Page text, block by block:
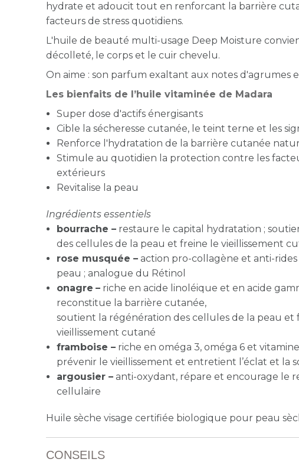
hydrate et adoucit tout en renforcant la barrière
facteurs de stress quotidiens.
L'huile de beauté multi-usage Deep Moisture c
décolleté, le corps et le cuir chevelu.
On aime : son parfum exaltant aux notes d'agrumes
Les bienfaits de l’huile vitaminée de Madara
Super dose d'actifs énergisants
Cible la sécheresse cutanée, le teint terne et les
Renforce l'hydratation de la barrière cutanée
Stimule au quotidien la protection contre les
extérieurs
Revitalise la peau
Ingrédients essentiels
bourrache – restaure le capital hydratation ;
des cellules de la peau et freine le vieillissement
rose musquée – action pro-collagène et anti-rides
peau ; analogue du Rétinol
onagre – riche en acide linoléique et en acide
reconstitue la barrière cutanée,
soutient la régénération des cellules de la peau et
vieillissement cutané
framboise – riche en oméga 3, oméga 6 et
prévenir le vieillissement et entretient l’éclat et la
argousier –anti-oxydant, répare et encourage le
cellulaire
Huile sèche visage certifiée biologique pour peau
CONSEILS